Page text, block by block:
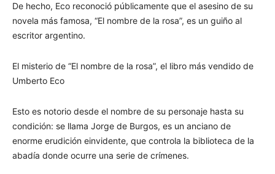
De hecho, Eco reconoció públicamente que el asesino de su
novela más famosa, “El nombre de la rosa”, es un guiño al
escritor argentino.
El misterio de “El nombre de la rosa”, el libro más vendido de
Umberto Eco
Esto es notorio desde el nombre de su personaje hasta su
condición: se llama Jorge de Burgos, es un anciano de
enorme erudición einvidente, que controla la biblioteca de la
abadía donde ocurre una serie de crímenes.